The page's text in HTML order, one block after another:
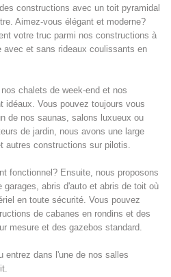
constructions avec un toit pyramidal
Aimez-vous élégant et moderne?
votre truc parmi nos constructions à
et sans rideaux coulissants en
chalets de week-end et nos
idéaux. Vous pouvez toujours vous
de nos saunas, salons luxueux ou
de jardin, nous avons une large
autres constructions sur pilotis.
fonctionnel? Ensuite, nous proposons
garages, abris d'auto et abris de toit où
en toute sécurité. Vous pouvez
de cabanes en rondins et des
mesure et des gazebos standard.
entrez dans l'une de nos salles